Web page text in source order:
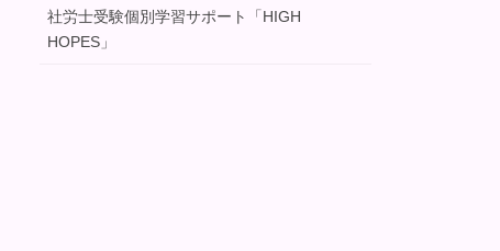
社労士受験個別学習サポート「HIGH
HOPES」